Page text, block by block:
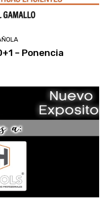
– Ponencia